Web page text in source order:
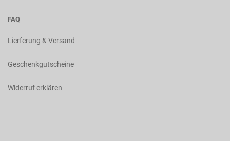
FAQ
Lierferung & Versand
Geschenkgutscheine
Widerruf erklären